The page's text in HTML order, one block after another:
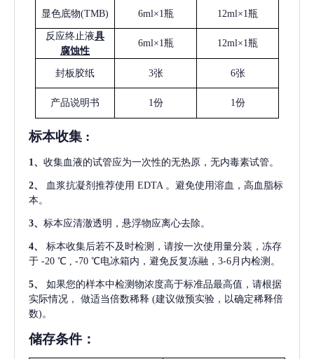
显色底物(TMB) 6ml×1瓶 12ml×1瓶
反应终止液具
腐蚀性
6ml×1瓶 12ml×1瓶
封板胶纸 3张 6张
产品说明书 1份 1份
标本收集 :
1 、 收集血液的试管应为一次性的无热原，无内毒素试管。
2、 血浆抗凝剂推荐使用 EDTA 。避免使用溶血，高血脂标
本。
3、 标本应清澈透明，悬浮物应离心去除。
4、
标本收集后若不及时检测，请按一次使用量分装，冻存
于 -20 ℃ , -70 ℃电冰箱内，避免反复冻融，3-6月内检测。
5、
如果您的样本中检测物浓度高于标准品最高值，请根据
实际情况，
做适当倍数稀释 (建议做预实验，以确定稀释倍
数)。
储存条件：